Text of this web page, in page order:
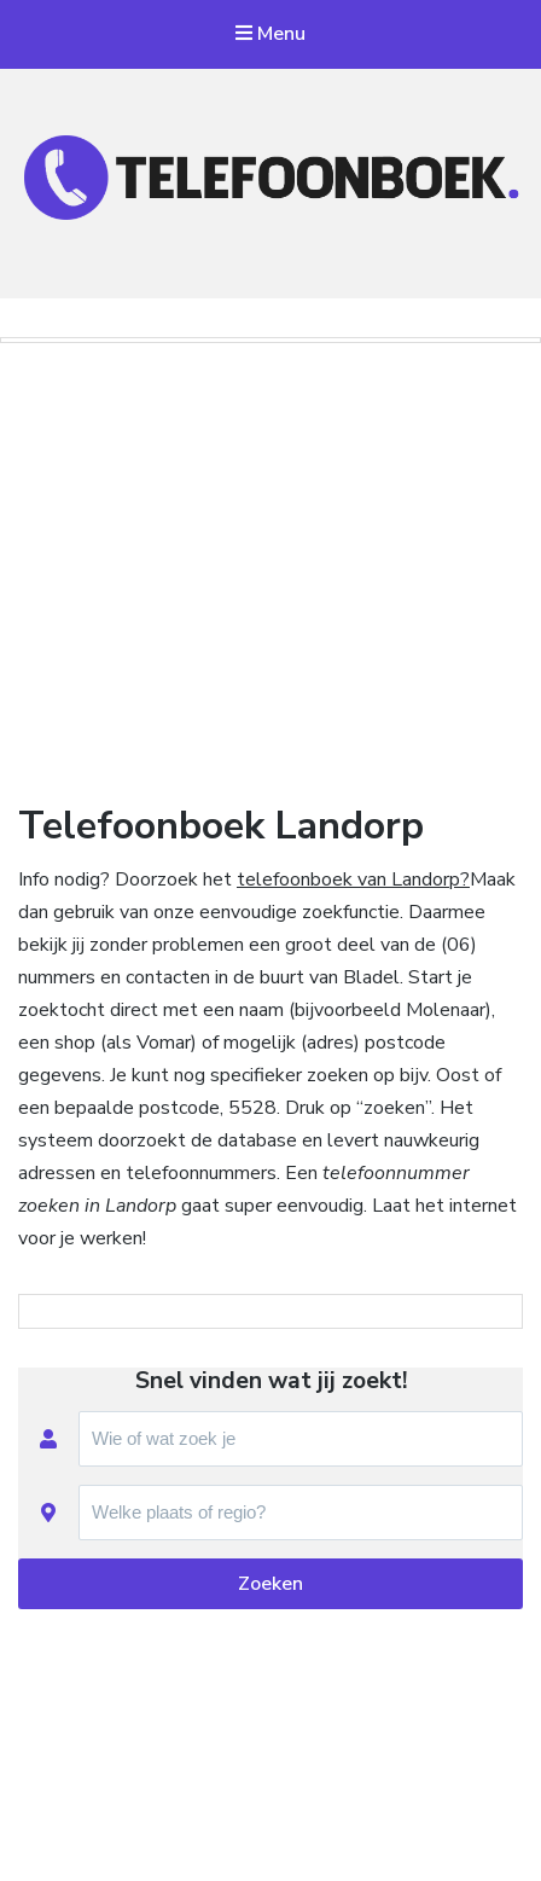
Menu
Telefoonboek Landorp
Info nodig? Doorzoek het telefoonboek van Landorp?Maak
dan gebruik van onze eenvoudige zoekfunctie. Daarmee
bekijk jij zonder problemen een groot deel van de (06)
nummers en contacten in de buurt van Bladel. Start je
zoektocht direct met een naam (bijvoorbeeld Molenaar),
een shop (als Vomar) of mogelijk (adres) postcode
gegevens. Je kunt nog specifieker zoeken op bijv. Oost of
een bepaalde postcode, 5528. Druk op “zoeken”. Het
systeem doorzoekt de database en levert nauwkeurig
adressen en telefoonnummers. Een telefoonnummer
zoeken in Landorpgaat super eenvoudig. Laat het internet
voor je werken!
Snel vinden wat jij zoekt!